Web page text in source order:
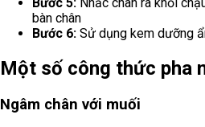
bàn chân
Bước 6: Sử dụng kem dưỡng
Một số công thức pha
Ngâm chân với muối